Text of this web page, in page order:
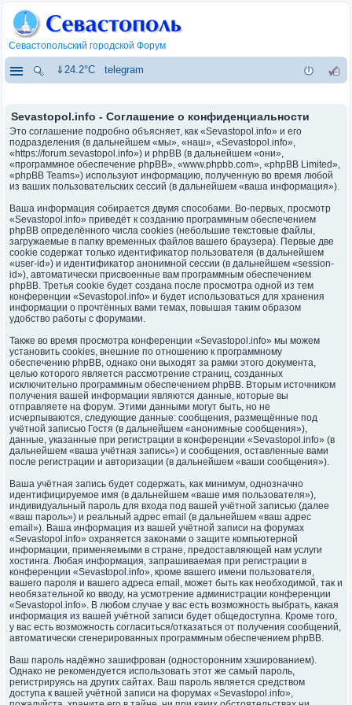
Севастопольский городской Форум
⇓24.2°C telegram
Sevastopol.info - Соглашение о конфиденциальности
Это соглашение подробно объясняет, как «Sevastopol.info» и его
подразделения (в дальнейшем «мы», «наш», «Sevastopol.info»,
«https://forum.sevastopol.info») и phpBB (в дальнейшем «они»,
«программное обеспечение phpBB», «www.phpbb.com», «phpBB Limited»,
«phpBB Teams») используют информацию, полученную во время любой
из ваших пользовательских сессий (в дальнейшем «ваша информация»).
Ваша информация собирается двумя способами. Во-первых, просмотр
«Sevastopol.info» приведёт к созданию программным обеспечением
phpBB определённого числа cookies (небольшие текстовые файлы,
загружаемые в папку временных файлов вашего браузера). Первые две
cookie содержат только идентификатор пользователя (в дальнейшем
«user-id») и идентификатор анонимной сессии (в дальнейшем «session-
id»), автоматически присвоенные вам программным обеспечением
phpBB. Третья cookie будет создана после просмотра одной из тем
конференции «Sevastopol.info» и будет использоваться для хранения
информации о прочтённых вами темах, повышая таким образом
удобство работы с форумами.
Также во время просмотра конференции «Sevastopol.info» мы можем
установить cookies, внешние по отношению к программному
обеспечению phpBB, однако они выходят за рамки этого документа,
целью которого является рассмотрение страниц, созданных
исключительно программным обеспечением phpBB. Вторым источником
получения вашей информации являются данные, которые вы
отправляете на форум. Этими данными могут быть, но не
исчерпываются, следующие данные: сообщения, размещённые под
учётной записью Гостя (в дальнейшем «анонимные сообщения»),
данные, указанные при регистрации в конференции «Sevastopol.info» (в
дальнейшем «ваша учётная запись») и сообщения, оставленные вами
после регистрации и авторизации (в дальнейшем «ваши сообщения»).
Ваша учётная запись будет содержать, как минимум, однозначно
идентифицируемое имя (в дальнейшем «ваше имя пользователя»),
индивидуальный пароль для входа под вашей учётной записью (далее
«ваш пароль») и реальный адрес email (в дальнейшем «ваш адрес
email»). Ваша информация из вашей учётной записи на форумах
«Sevastopol.info» охраняется законами о защите компьютерной
информации, применяемыми в стране, предоставляющей нам услуги
хостинга. Любая информация, запрашиваемая при регистрации в
конференции «Sevastopol.info», кроме вашего имени пользователя,
вашего пароля и вашего адреса email, может быть как необходимой, так и
необязательной ко вводу, на усмотрение администрации конференции
«Sevastopol.info». В любом случае у вас есть возможность выбрать, какая
информация из вашей учётной записи будет общедоступна. Кроме того,
у вас есть возможность согласиться/отказаться от получения сообщений,
автоматически сгенерированных программным обеспечением phpBB.
Ваш пароль надёжно зашифрован (односторонним хэшированием).
Однако не рекомендуется использовать этот же самый пароль,
регистрируясь на других сайтах. Ваш пароль является средством
доступа к вашей учётной записи на форумах «Sevastopol.info»,